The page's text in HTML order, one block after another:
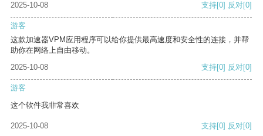
2025-10-08
支持[0] 反对[0]
游客
这款加速器VPM应用程序可以给你提供最高速度和安全性的连接，并帮
助你在网络上自由移动。
2025-10-08
支持[0] 反对[0]
游客
这个软件我非常喜欢
2025-10-08 支持[0] 反对[0]